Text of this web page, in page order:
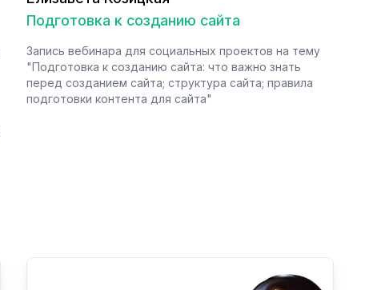
Подготовка к созданию сайта
Запись вебинара для социальных проектов на тему
"Подготовка к созданию сайта: что важно знать
перед созданием сайта; структура сайта; правила
подготовки контента для сайта"